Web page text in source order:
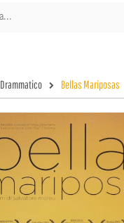
Drammatico Bellas Mariposas